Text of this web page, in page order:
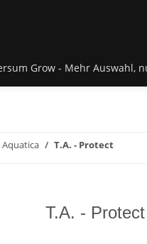
Grow - Mehr Auswahl,
Aquatica T.A. - Protect
T.A. - Protect